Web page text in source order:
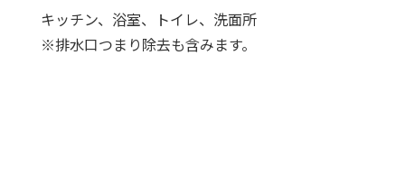
キッチン、浴室、トイレ、洗面所
※排水口つまり除去も含みます。